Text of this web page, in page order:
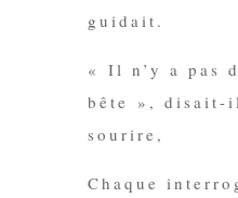
guidait.
« Il n’y a pas
bête », disait-
sourire,
Chaque